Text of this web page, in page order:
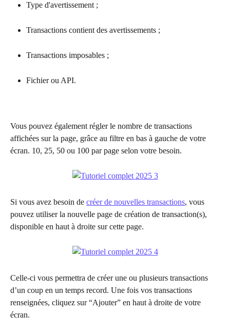
Type d'avertissement ;
Transactions contient des avertissements ;
Transactions imposables ;
Fichier ou API.
Vous pouvez également régler le nombre de transactions
affichées sur la page, grâce au filtre en bas à gauche de votre
écran. 10, 25, 50 ou 100 par page selon votre besoin.
Si vous avez besoin de créer de nouvelles transactions, vous
pouvez utiliser la nouvelle page de création de transaction(s),
disponible en haut à droite sur cette page.
Celle-ci vous permettra de créer une ou plusieurs transactions
d’un coup en un temps record. Une fois vos transactions
renseignées, cliquez sur “Ajouter” en haut à droite de votre
écran.